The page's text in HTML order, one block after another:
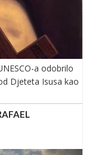
a odobrilo
Djeteta Isusa kao